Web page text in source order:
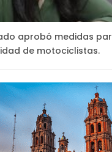
aprobó medidas
de motociclistas.